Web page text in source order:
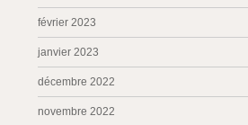
février 2023
janvier 2023
décembre 2022
novembre 2022